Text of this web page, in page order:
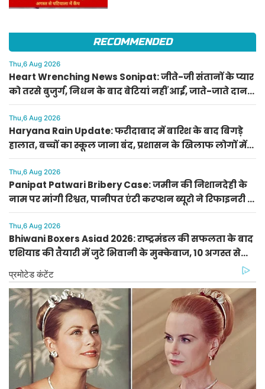
RECOMMENDED
Thu,6 Aug 2026
Heart Wrenching News Sonipat: जीते-जी संतानों के प्यार
को तरसे बुजुर्ग, निधन के बाद बेटियां नहीं आईं, जाते-जाते दान
कर गए आंखें
Thu,6 Aug 2026
Haryana Rain Update: फरीदाबाद में बारिश के बाद बिगड़े
हालात, बच्चों का स्कूल जाना बंद, प्रशासन के खिलाफ लोगों में
गुस्सा
Thu,6 Aug 2026
Panipat Patwari Bribery Case: जमीन की निशानदेही के
नाम पर मांगी रिश्वत, पानीपत एंटी करप्शन ब्यूरो ने रिफाइनरी के
पास से दबोचा
Thu,6 Aug 2026
Bhiwani Boxers Asiad 2026: राष्ट्रमंडल की सफलता के बाद
एशियाड की तैयारी में जुटे भिवानी के मुक्केबाज, 10 अगस्त से
पटियाला में कैंप